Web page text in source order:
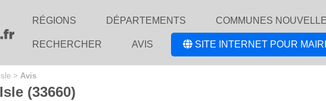
RÉGIONS DÉPARTEMENTS COMMUNES
RECHERCHER AVIS SITE INTERNET POUR
> Avis
(33660)